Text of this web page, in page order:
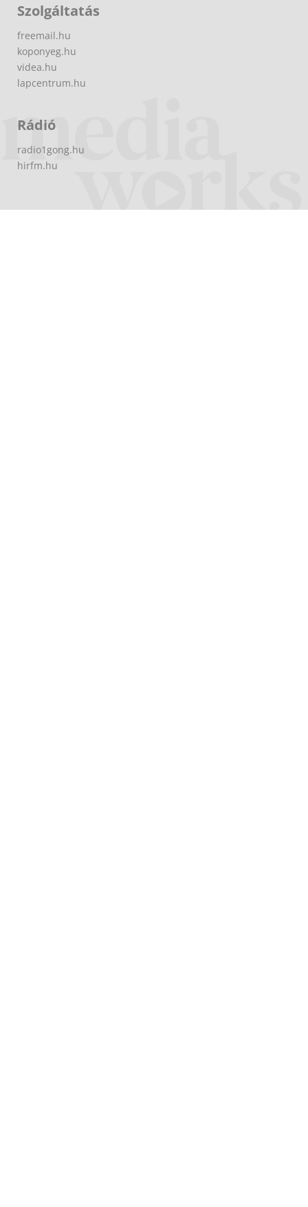
Szolgáltatás
freemail.hu
koponyeg.hu
videa.hu
lapcentrum.hu
Rádió
radio1gong.hu
hirfm.hu